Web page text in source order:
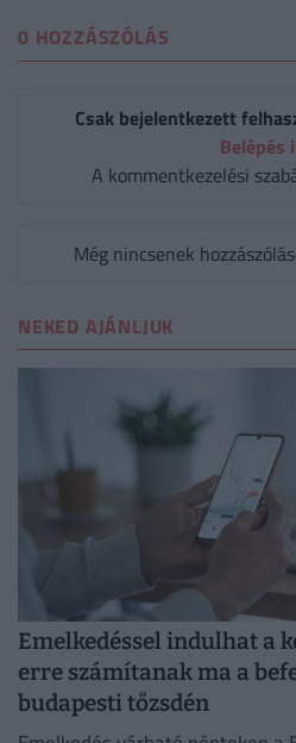
0 HOZZÁSZÓLÁS
Csak bejelentkezett
Belépés
A kommentkezelési
Még nincsenek
NEKED AJÁNLJUK
Emelkedéssel indulhat a
erre számítanak ma a
budapesti tőzsdén